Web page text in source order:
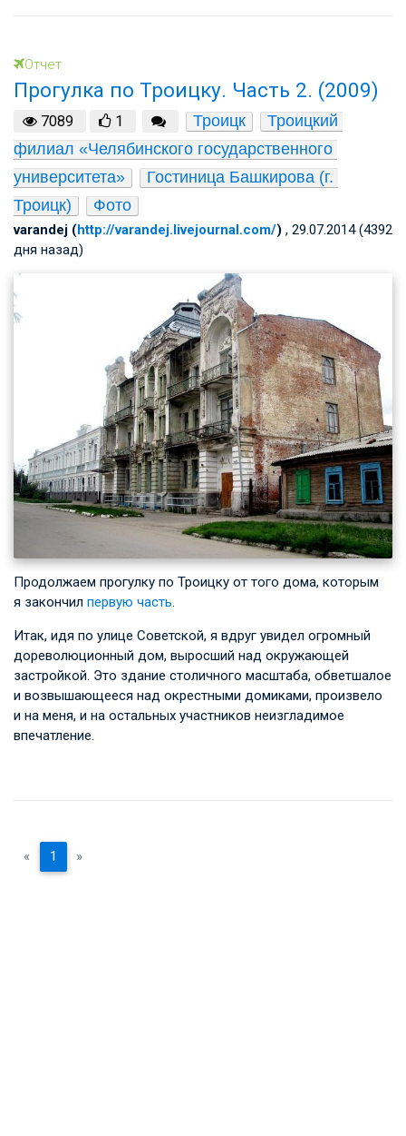
Отчет
Прогулка по Троицку. Часть 2. (2009)
7089 1 Троицк
Троицкий
филиал «Челябинского государственного
университета»
Гостиница Башкирова (г.
Троицк)
Фото
varandej (http://varandej.livejournal.com/) , 29.07.2014 (4392
дня назад)
Продолжаем прогулку по Троицку от того дома, которым
я закончил первую часть.
Итак, идя по улице Советской, я вдруг увидел огромный
дореволюционный дом, выросший над окружающей
застройкой. Это здание столичного масштаба, обветшалое
и возвышающееся над окрестными домиками, произвело
и на меня, и на остальных участников неизгладимое
впечатление.
« 1 »